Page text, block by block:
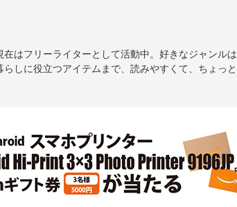
はフリーライターとして活動中。好きなジャンルは
しに役立つアイテムまで、読みやすくて、ちょっと